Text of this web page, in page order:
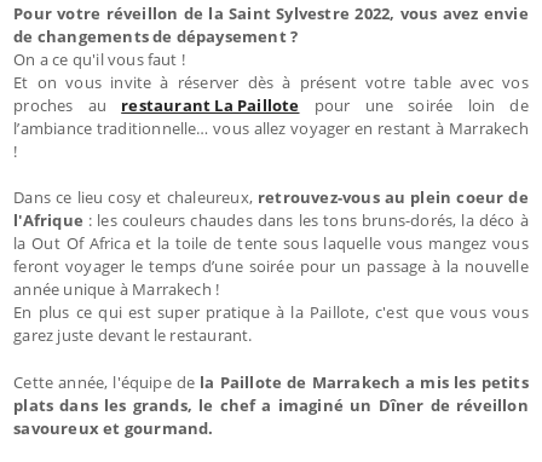
Pour votre réveillon de la Saint Sylvestre 2022, vous avez envie
de changements de dépaysement ?
On a ce qu'il vous faut !
Et on vous invite à réserver dès à présent votre table avec vos
proches au restaurant La Paillote pour une soirée loin de
l’ambiance traditionnelle… vous allez voyager en restant à Marrakech
!
Dans ce lieu cosy et chaleureux,retrouvez-vous au plein coeur de
l'Afrique : les couleurs chaudes dans les tons bruns-dorés, la déco à
la Out Of Africa et la toile de tente sous laquelle vous mangez vous
feront voyager le temps d’une soirée pour un passage à la nouvelle
année unique à Marrakech !
En plus ce qui est super pratique à la Paillote, c'est que vous vous
garez juste devant le restaurant.
Cette année, l'équipe de la Paillote de Marrakech a mis les petits
plats dans les grands, le chef a imaginé un Dîner de réveillon
savoureux et gourmand.